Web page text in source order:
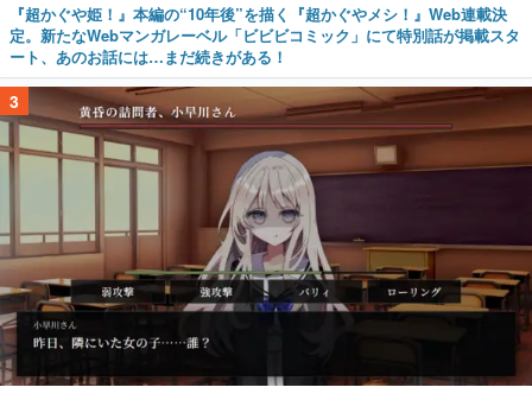
『超かぐや姫！』本編の“10年後”を描く『超かぐやメシ！』Web連載決
定。新たなWebマンガレーベル「ビビビコミック」にて特別話が掲載スタ
ート、あのお話には…まだ続きがある！
3